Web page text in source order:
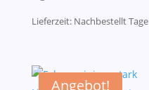
7,52€7,14€.
Lieferzeit: NachbestelltTage
Angebot!